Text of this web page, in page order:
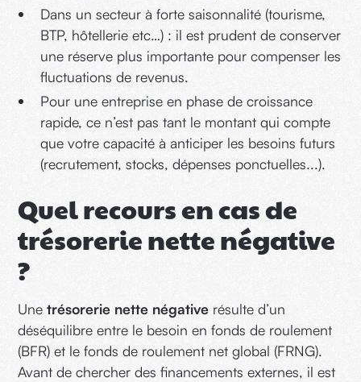
Dans un secteur à forte saisonnalité (tourisme,
BTP, hôtellerie etc…) : il est prudent de conserver
une réserve plus importante pour compenser les
fluctuations de revenus.
Pour une entreprise en phase de croissance
rapide, ce n’est pas tant le montant qui compte
que votre capacité à anticiper les besoins futurs
(recrutement, stocks, dépenses ponctuelles...).
Quel recours en cas de
trésorerie nette négative
?
Unetrésorerie nette négative résulte d’un
déséquilibre entre le besoin en fonds de roulement
(BFR) et le fonds de roulement net global (FRNG).
Avant de chercher des financements externes, il est